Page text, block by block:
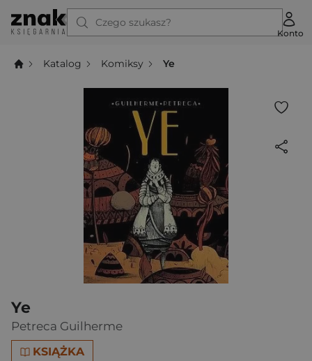
Czego szukasz?
Konto
Katalog Komiksy Ye
Ye
Petreca Guilherme
KSIĄŻKA